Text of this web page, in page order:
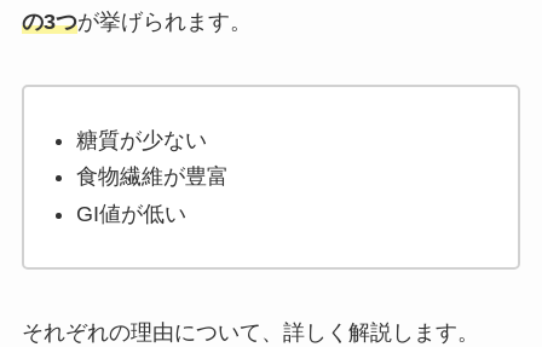
の3つが挙げられます。
糖質が少ない
食物繊維が豊富
GI値が低い
それぞれの理由について、詳しく解説します。